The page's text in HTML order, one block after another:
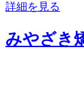
詳細を見る
みやざき